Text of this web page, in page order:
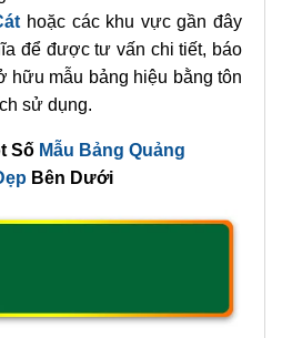
hoặc các khu vực gần đây
để được tư vấn chi tiết, báo
hữu mẫu bảng hiệu bằng tôn
sử dụng.
Số Mẫu Bảng Quảng
Bên Dưới